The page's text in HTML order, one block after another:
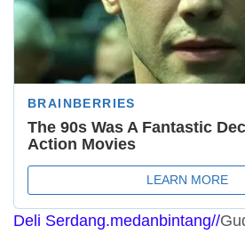
Deli Serdang.medanbintang//